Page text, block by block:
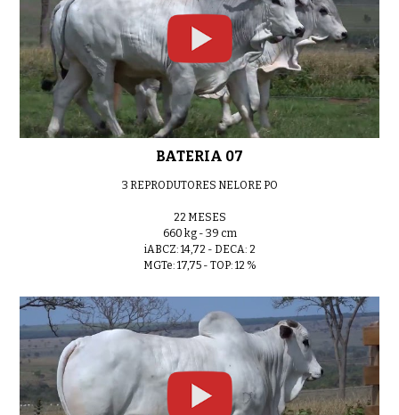
0:40 LOTE 15
0:40 LOTE 17
0:40 LOTE 18
BATERIA 07
3 REPRODUTORES NELORE PO
22 MESES
660 kg - 39 cm
iABCZ: 14,72 - DECA: 2
MGTe: 17,75 - TOP: 12 %